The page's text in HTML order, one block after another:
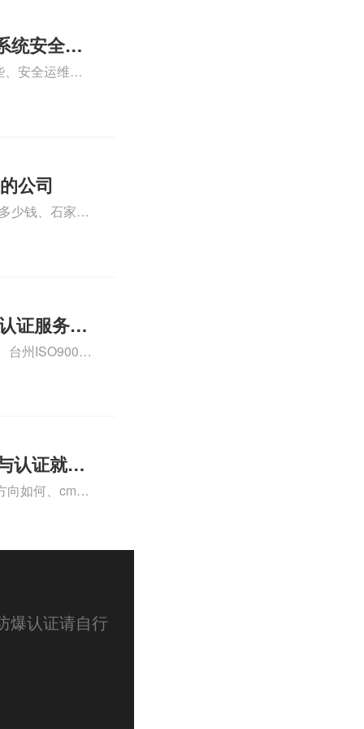
统安全运
安全运维服
服务资质认
公司
少钱、石家庄
认证费用大概
证服务怎
台州ISO9000
、CE认证怎
认证就业
向如何、cma
就业方向、
爆认证请自行